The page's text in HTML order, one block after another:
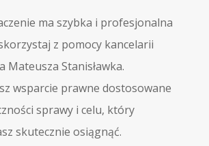
ma szybka i profesjonalna
z pomocy kancelarii
Mateusza Stanisławka.
wsparcie prawne dostosowane
sprawy i celu, który
skutecznie osiągnąć.